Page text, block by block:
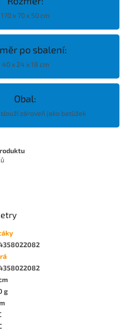
170 x 70 x 50 cm
po sbalení:
40 x 24 x 18 cm
Obal:
zároveň jako batůžek
g